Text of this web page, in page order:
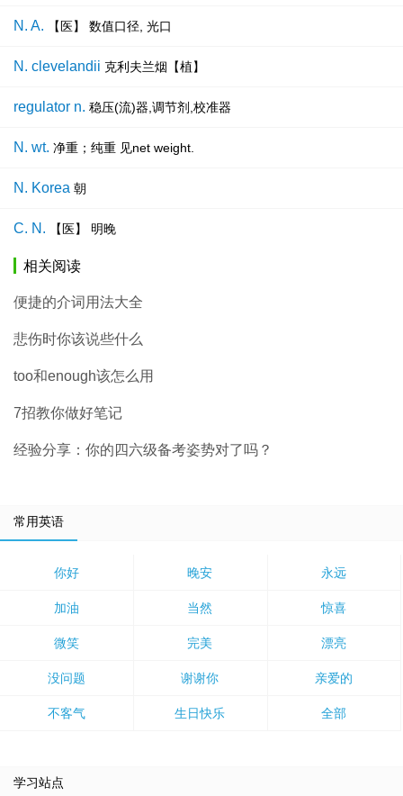
N. A. 【医】 数值口径, 光口
N. clevelandii 克利夫兰烟【植】
regulator n. 稳压(流)器,调节剂,校准器
N. wt. 净重；纯重 见net weight.
N. Korea 朝
C. N. 【医】 明晚
相关阅读
便捷的介词用法大全
悲伤时你该说些什么
too和enough该怎么用
7招教你做好笔记
经验分享：你的四六级备考姿势对了吗？
常用英语
你好 晚安 永远
加油 当然 惊喜
微笑 完美 漂亮
没问题 谢谢你 亲爱的
不客气 生日快乐 全部
学习站点